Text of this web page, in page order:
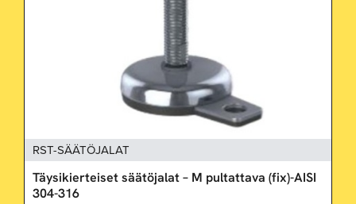
RST-SÄÄTÖJALAT
Täysikierteiset säätöjalat – M pultattava (fix)-AISI
304-316